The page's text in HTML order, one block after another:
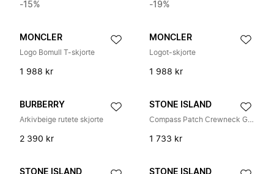
-15%
-19%
MONCLER
Logo Bomull T-skjorte
1 988 kr
MONCLER
Logot-skjorte
1 988 kr
BURBERRY
Arkivbeige rutete skjorte
2 390 kr
STONE ISLAND
Compass Patch Crewneck Genser
1 733 kr
STONE ISLAND STONE ISLAND